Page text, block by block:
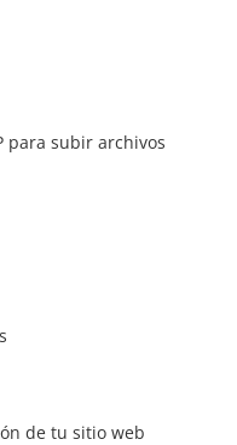
para subir archivos
de tu sitio web